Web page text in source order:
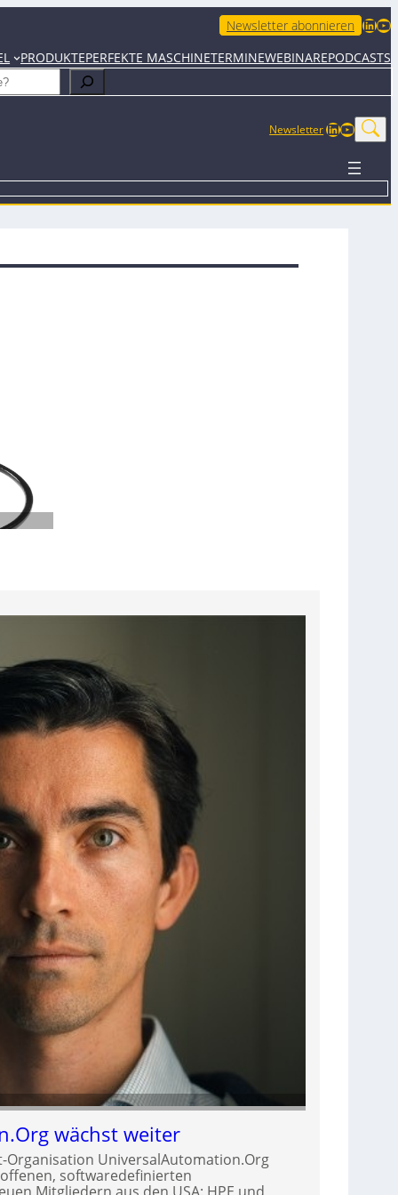
Newsletter abonnieren LinkedIn YouTube
PRODUKTEPERFEKTE MASCHINETERMINEWEBINAREPODCASTS
NewsletterLinkedIn
wächst weiter
Organisation UniversalAutomation.Org
softwaredefinierten